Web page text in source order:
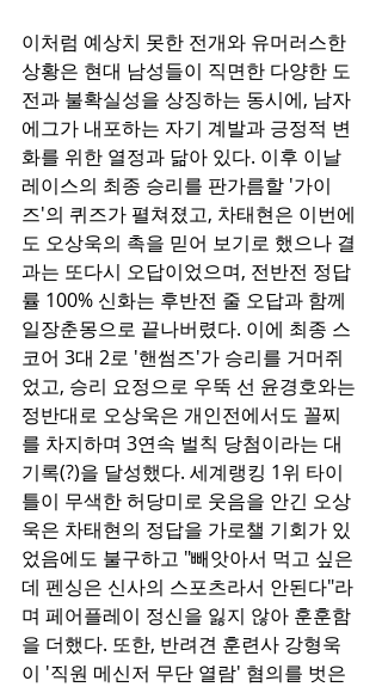
이처럼 예상치 못한 전개와 유머러스한
상황은 현대 남성들이 직면한 다양한 도
전과 불확실성을 상징하는 동시에, 남자
에그가 내포하는 자기 계발과 긍정적 변
화를 위한 열정과 닮아 있다. 이후 이날
레이스의 최종 승리를 판가름할 '가이
즈'의 퀴즈가 펼쳐졌고, 차태현은 이번에
도 오상욱의 촉을 믿어 보기로 했으나 결
과는 또다시 오답이었으며, 전반전 정답
률 100% 신화는 후반전 줄 오답과 함께
일장춘몽으로 끝나버렸다. 이에 최종 스
코어 3대 2로 '핸썸즈'가 승리를 거머쥐
었고, 승리 요정으로 우뚝 선 윤경호와는
정반대로 오상욱은 개인전에서도 꼴찌
를 차지하며 3연속 벌칙 당첨이라는 대
기록(?)을 달성했다. 세계랭킹 1위 타이
틀이 무색한 허당미로 웃음을 안긴 오상
욱은 차태현의 정답을 가로챌 기회가 있
었음에도 불구하고 "빼앗아서 먹고 싶은
데 펜싱은 신사의 스포츠라서 안된다"라
며 페어플레이 정신을 잃지 않아 훈훈함
을 더했다. 또한, 반려견 훈련사 강형욱
이 '직원 메신저 무단 열람' 혐의를 벗은